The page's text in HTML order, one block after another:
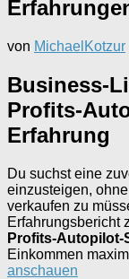
von MichaelKotzur
Business-
Profits-
Erfahrung
Du suchst eine
einzusteigen,
verkaufen zu
Erfahrungsbericht
Profits-Autopilot-
Einkommen
anschauen